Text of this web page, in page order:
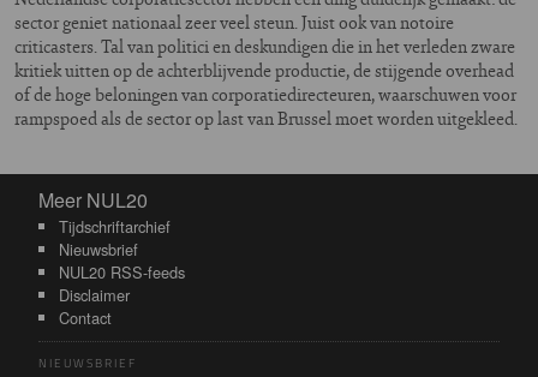
sector geniet nationaal zeer veel steun. Juist ook van notoire
criticasters. Tal van politici en deskundigen die in het verleden zware
kritiek uitten op de achterblijvende productie, de stijgende overhead
of de hoge beloningen van corporatiedirecteuren, waarschuwen voor
rampspoed als de sector op last van Brussel moet worden uitgekleed.
Meer NUL20
Meer NUL20
Tijdschriftarchief
Nieuwsbrief
NUL20 RSS-feeds
Disclaimer
Contact
NIEUWSBRIEF